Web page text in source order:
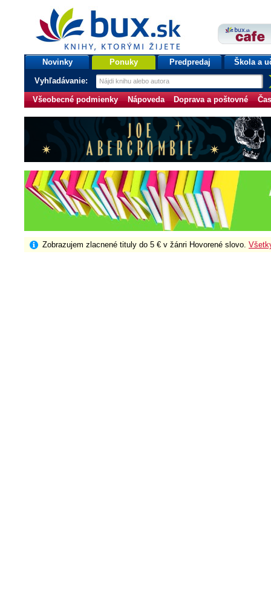
bux.sk
knihy, ktorými žijete
Úvodná stránka
Novinky Ponuky Predpredaj Škola a
Vyhľadávanie:
Všeobecné podmienky Nápoveda Doprava a poštovné
Zobrazujem zlacnené tituly do 5 € v žánri Hovorené slovo.